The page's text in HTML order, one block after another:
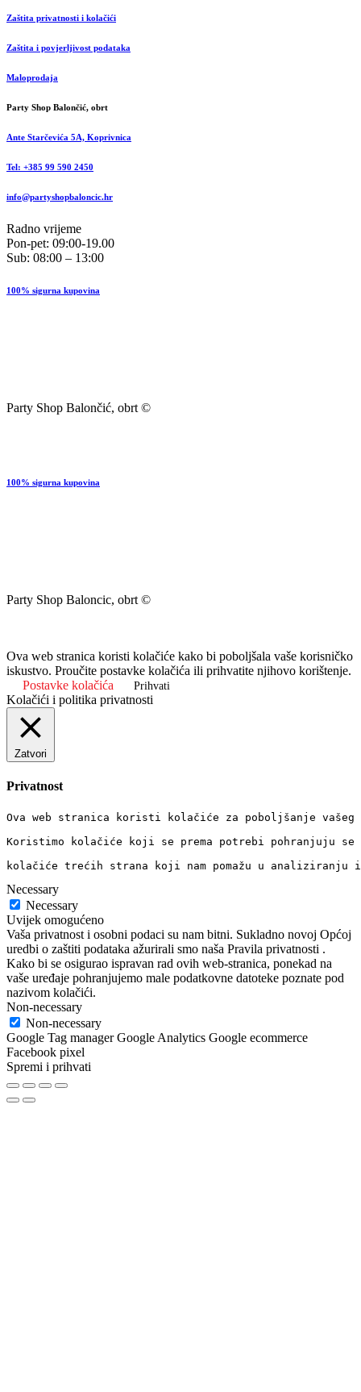
Zaštita privatnosti i kolačići
Zaštita i povjerljivost podataka
Maloprodaja
Party Shop Balončić, obrt
Ante Starčevića 5A, Koprivnica
Tel: +385 99 590 2450
info@partyshopbaloncic.hr
Radno vrijeme
Pon-pet: 09:00-19.00
Sub: 08:00 – 13:00
100% sigurna kupovina
Party Shop Balončić, obrt ©
100% sigurna kupovina
Party Shop Baloncic, obrt ©
Ova web stranica koristi kolačiće kako bi poboljšala vaše korisničko
iskustvo. Proučite postavke kolačića ili prihvatite njihovo korištenje.
Postavke kolačića
Prihvati
Kolačići i politika privatnosti
Zatvori
Privatnost
Ova web stranica koristi kolačiće za poboljšanje
Koristimo kolačiće koji se prema potrebi pohranjuju
kolačiće trećih strana koji nam pomažu u
Necessary
Necessary
Uvijek omogućeno
Vaša privatnost i osobni podaci su nam bitni. Sukladno novoj Općoj
uredbi o zaštiti podataka ažurirali smo naša Pravila privatnosti .
Kako bi se osigurao ispravan rad ovih web-stranica, ponekad na
vaše uređaje pohranjujemo male podatkovne datoteke poznate pod
nazivom kolačići.
Non-necessary
Non-necessary
Google Tag manager Google Analytics Google ecommerce
Facebook pixel
Spremi i prihvati